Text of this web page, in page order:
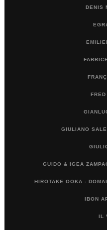
DENIS
FRED
GIULIANO
GUIDO & IGEA
HIROTAKE OOKA -
IBON
IL